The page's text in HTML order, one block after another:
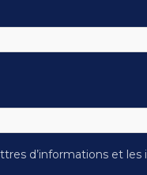
d’informations et